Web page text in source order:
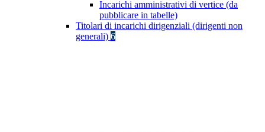
Incarichi amministrativi di vertice (da
pubblicare in tabelle)
Titolari di incarichi dirigenziali (dirigenti non
generali) 6